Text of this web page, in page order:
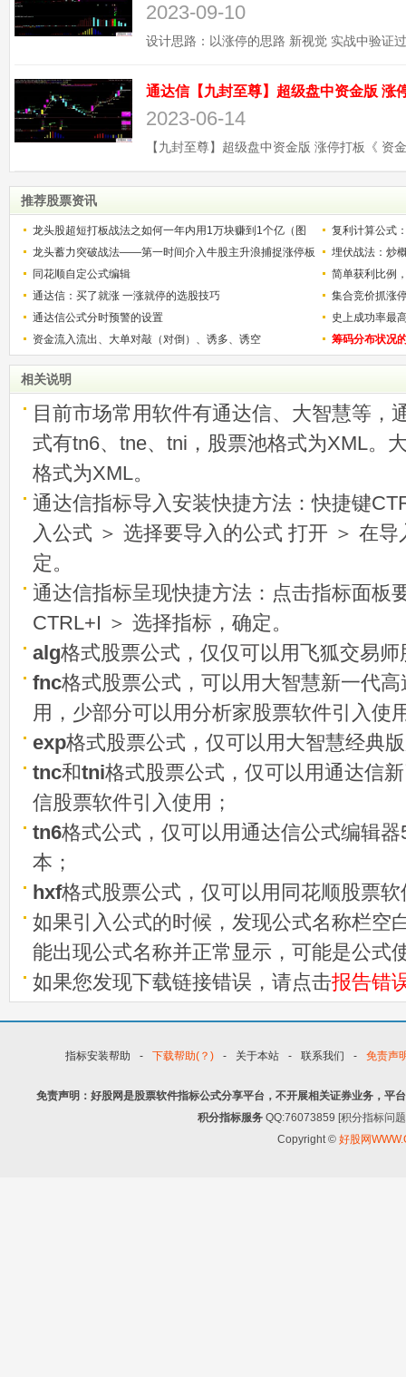
2023-09-10
2023-06-14
推荐股票资讯
龙头股超短打板战法之如何一年内用1万块赚到1个亿（图
解）
复利计算公式
少？
龙头蓄力突破战法——第一时间介入牛股主升浪捕捉涨停板
的技巧（图解）
埋伏战法：炒
同花顺自定公式编辑
简单获利比例
用
通达信：买了就涨 一涨就停的选股技巧
集合竞价抓涨
通达信公式分时预警的设置
史上成功率最
称选股法宝！
资金流入流出、大单对敲（对倒）、诱多、诱空 筹码分布状况
相关说明
目前市场常用软件有通达信、大智慧等，
式有tn6、tne、tni，股票池格式为XML。
格式为XML。
通达信指标导入安装快捷方法：快捷键
入公式 ＞ 选择要导入的公式 打开 ＞ 在
定。
通达信指标呈现快捷方法：点击指标面板
CTRL+I ＞ 选择指标，确定。
alg格式股票公式，仅仅可以用飞狐交易
fnc格式股票公式，可以用大智慧新一代
用，少部分可以用分析家股票软件引入使
exp格式股票公式，仅可以用大智慧经典
tnc和tni格式股票公式，仅可以用通达信
信股票软件引入使用；
tn6格式公式，仅可以用通达信公式编辑
本；
hxf格式股票公式，仅可以用同花顺股票
如果引入公式的时候，发现公式名称栏空
能出现公式名称并正常显示，可能是公式
如果您发现下载链接错误，请点击报告错
指标安装帮助 - 下载帮助(？) - 关于本站 - 联系我们 - 免责声
免责声明：好股网是股票软件指标公式分享平台，不开展相关证券业务，平
积分指标服务 QQ:76073859 [积分指标问
Copyright © 好股网